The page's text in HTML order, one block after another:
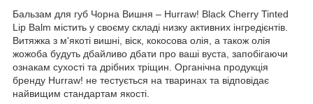
Бальзам для губ Чорна Вишня – Hurraw! Black Cherry Tinted
Lip Balm містить у своєму складі низку активних інгредієнтів.
Витяжка з м'якоті вишні, віск, кокосова олія, а також олія
жожоба будуть дбайливо дбати про ваші вуста, запобігаючи
ознакам сухості та дрібних тріщин. Органічна продукція
бренду Hurraw! не тестується на тваринах та відповідає
найвищим стандартам якості.